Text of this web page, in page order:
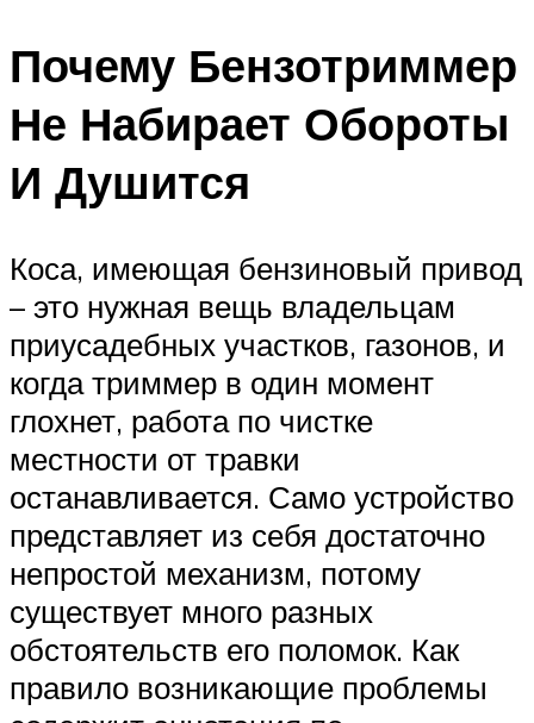
Почему Бензотриммер
Не Набирает Обороты
И Душится
Коса, имеющая бензиновый привод
– это нужная вещь владельцам
приусадебных участков, газонов, и
когда триммер в один момент
глохнет, работа по чистке
местности от травки
останавливается. Само устройство
представляет из себя достаточно
непростой механизм, потому
существует много разных
обстоятельств его поломок. Как
правило возникающие проблемы